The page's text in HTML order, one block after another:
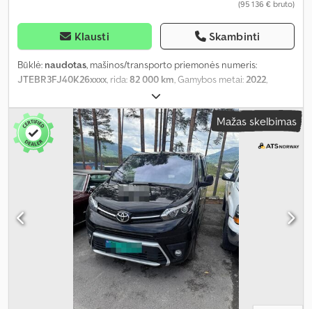
(95 136 € bruto)
Klausti Skambinti
Būklė: naudotas, mašinos/transporto priemonės numeris:
JTEBR3FJ40K26xxxx , rida:82 000 km , Gamybos metai: 2022
Mažas skelbimas